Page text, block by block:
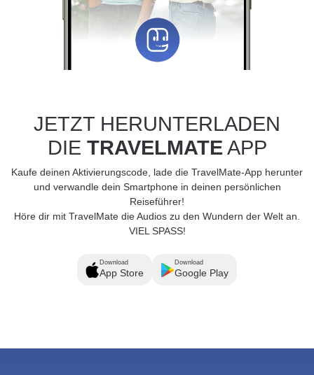
JETZT HERUNTERLADEN
DIE TRAVELMATEAPP
Kaufe deinen Aktivierungscode, lade die TravelMate-App herunter
und verwandle dein Smartphone in deinen persönlichen
Reiseführer!
Höre dir mit TravelMate die Audios zu den Wundern der Welt an.
VIEL SPASS!
Download
App Store
Download
Google Play